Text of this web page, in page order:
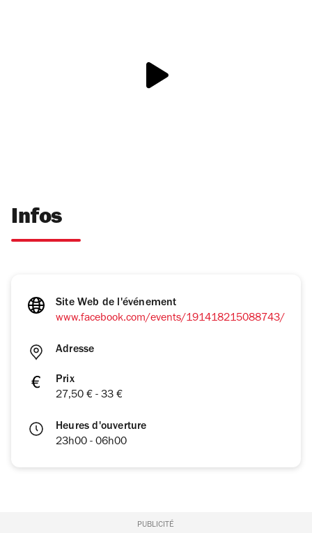
Infos
Site Web de l'événement
www.facebook.com/events/191418215088743/
Adresse
Prix
27,50 € - 33 €
Heures d'ouverture
23h00 - 06h00
PUBLICITÉ